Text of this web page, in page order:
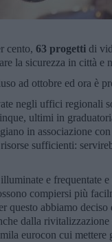
cento, 63 progetti di
la sicurezza in città e
ad ottobre ed ora è
negli uffici regionali
ultimi in
in associazione
sufficienti:
e frequentate
compiersi più
questo abbiamo
dalla
eurocon cui